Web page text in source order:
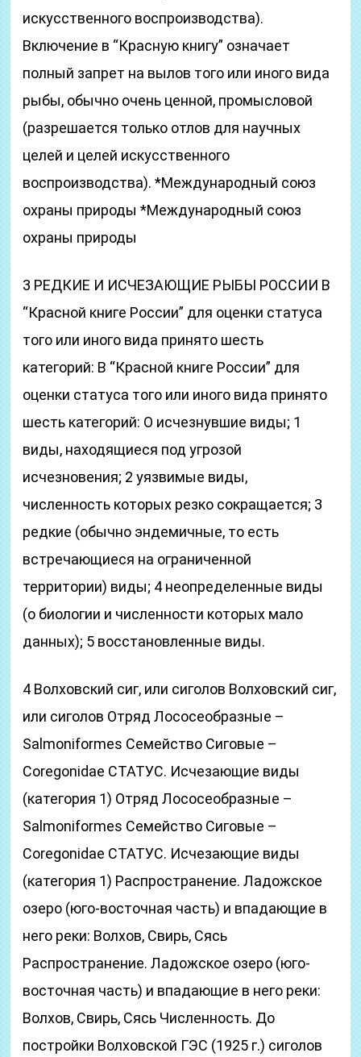
искусственного воспроизводства).
Включение в “Красную книгу” означает
полный запрет на вылов того или иного вида
рыбы, обычно очень ценной, промысловой
(разрешается только отлов для научных
целей и целей искусственного
воспроизводства). *Международный союз
охраны природы *Международный союз
охраны природы
3 РЕДКИЕ И ИСЧЕЗАЮЩИЕ РЫБЫ РОССИИ В
“Красной книге России” для оценки статуса
того или иного вида принято шесть
категорий: В “Красной книге России” для
оценки статуса того или иного вида принято
шесть категорий: О исчезнувшие виды; 1
виды, находящиеся под угрозой
исчезновения; 2 уязвимые виды,
численность которых резко сокращается; 3
редкие (обычно эндемичные, то есть
встречающиеся на ограниченной
территории) виды; 4 неопределенные виды
(о биологии и численности которых мало
данных); 5 восстановленные виды.
4 Волховский сиг, или сиголов Волховский сиг,
или сиголов Отряд Лососеобразные –
Salmoniformes Семейство Сиговые –
Сoregonidae СТАТУС. Исчезающие виды
(категория 1) Отряд Лососеобразные –
Salmoniformes Семейство Сиговые –
Сoregonidae СТАТУС. Исчезающие виды
(категория 1) Распространение. Ладожское
озеро (юго-восточная часть) и впадающие в
него реки: Волхов, Свирь, Сясь
Распространение. Ладожское озеро (юго-
восточная часть) и впадающие в него реки:
Волхов, Свирь, Сясь Численность. До
постройки Волховской ГЭС (1925 г.) сиголов